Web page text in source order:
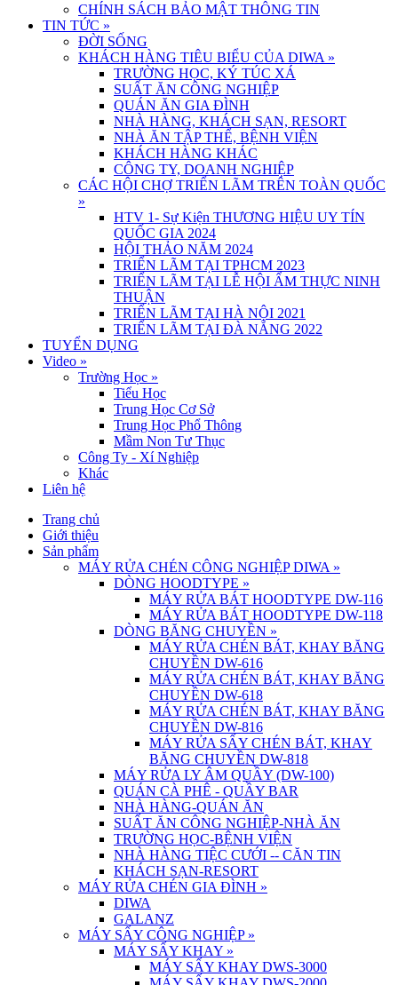
CHÍNH SÁCH BẢO MẬT THÔNG TIN
TIN TỨC »
ĐỜI SỐNG
KHÁCH HÀNG TIÊU BIỂU CỦA DIWA »
TRƯỜNG HỌC, KÝ TÚC XÁ
SUẤT ĂN CÔNG NGHIỆP
QUÁN ĂN GIA ĐÌNH
NHÀ HÀNG, KHÁCH SẠN, RESORT
NHÀ ĂN TẬP THỂ, BỆNH VIỆN
KHÁCH HÀNG KHÁC
CÔNG TY, DOANH NGHIỆP
CÁC HỘI CHỢ TRIỂN LÃM TRÊN TOÀN QUỐC
»
HTV 1- Sự Kiện THƯƠNG HIỆU UY TÍN
QUỐC GIA 2024
HỘI THẢO NĂM 2024
TRIỂN LÃM TẠI TPHCM 2023
TRIỂN LÃM TẠI LỄ HỘI ẨM THỰC NINH
THUẬN
TRIỂN LÃM TẠI HÀ NỘI 2021
TRIỂN LÃM TẠI ĐÀ NẴNG 2022
TUYỂN DỤNG
Video »
Trường Học »
Tiểu Học
Trung Học Cơ Sở
Trung Học Phổ Thông
Mầm Non Tư Thục
Công Ty - Xí Nghiệp
Khác
Liên hệ
Trang chủ
Giới thiệu
Sản phẩm
MÁY RỬA CHÉN CÔNG NGHIỆP DIWA »
DÒNG HOODTYPE »
MÁY RỬA BÁT HOODTYPE DW-116
MÁY RỬA BÁT HOODTYPE DW-118
DÒNG BĂNG CHUYỀN »
MÁY RỬA CHÉN BÁT, KHAY BĂNG
CHUYỀN DW-616
MÁY RỬA CHÉN BÁT, KHAY BĂNG
CHUYỀN DW-618
MÁY RỬA CHÉN BÁT, KHAY BĂNG
CHUYỀN DW-816
MÁY RỬA SẤY CHÉN BÁT, KHAY
BĂNG CHUYỀN DW-818
MÁY RỬA LY ÂM QUẦY (DW-100)
QUÁN CÀ PHÊ - QUẦY BAR
NHÀ HÀNG-QUÁN ĂN
SUẤT ĂN CÔNG NGHIỆP-NHÀ ĂN
TRƯỜNG HỌC-BỆNH VIỆN
NHÀ HÀNG TIỆC CƯỚI -- CĂN TIN
KHÁCH SẠN-RESORT
MÁY RỬA CHÉN GIA ĐÌNH »
DIWA
GALANZ
MÁY SẤY CÔNG NGHIỆP »
MÁY SẤY KHAY »
MÁY SẤY KHAY DWS-3000